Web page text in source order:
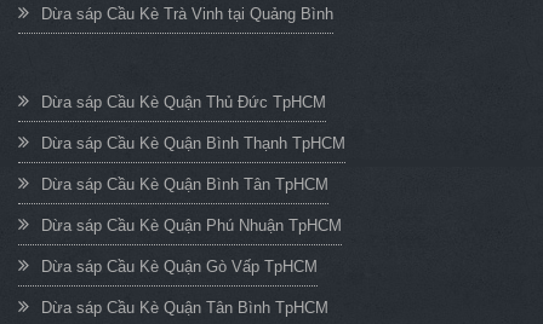
Dừa sáp Cầu Kè Trà Vinh tại Quảng Bình
Dừa sáp Cầu Kè Quận Thủ Đức TpHCM
Dừa sáp Cầu Kè Quận Bình Thạnh TpHCM
Dừa sáp Cầu Kè Quận Bình Tân TpHCM
Dừa sáp Cầu Kè Quận Phú Nhuận TpHCM
Dừa sáp Cầu Kè Quận Gò Vấp TpHCM
Dừa sáp Cầu Kè Quận Tân Bình TpHCM